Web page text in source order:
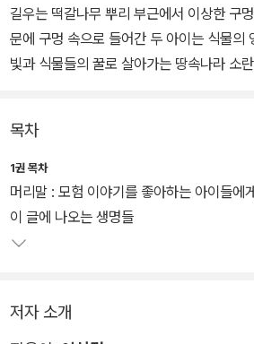
길우는 떡갈나무 뿌리 부근에서 이상한 구
문에 구멍 속으로 들어간 두 아이는 식물의
빛과 식물들의 꿀로 살아가는 땅속나라 소
소란토의 사람들은 배꼽 위는 도깨비이고,
에게 맞써 나라를 지키기 위해 안간힘을 쓰
길우는 우연히 소란토 사람들이 '황금박쥐
간 세상에 보내 바깥세상을 돕게 했다는 것
기 위해 모험을 시작한다.
목차
1권 목차
머리말 : 모험 이야기를 좋아하는 아이들에게
이 글에 나오는 생명들
저자 소개